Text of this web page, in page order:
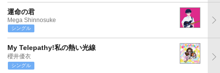
運命の君
Mega Shinnosuke
シングル
My Telepathy!私の熱い光線
櫻井優衣
シングル